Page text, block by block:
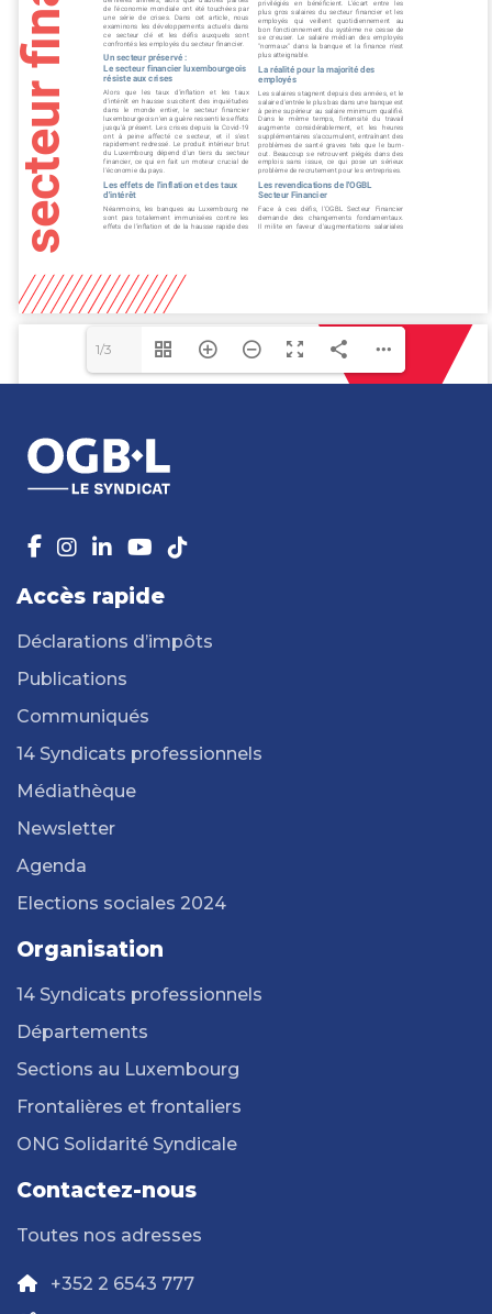
1/3
Accès rapide
Déclarations d’impôts
Publications
Communiqués
14 Syndicats professionnels
Médiathèque
Newsletter
Agenda
Elections sociales 2024
Organisation
14 Syndicats professionnels
Départements
Sections au Luxembourg
Frontalières et frontaliers
ONG Solidarité Syndicale
Contactez-nous
Toutes nos adresses
+352 2 6543 777